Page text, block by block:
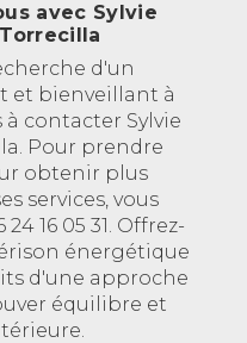
avec Sylvie
d'un
et bienveillant à
à contacter Sylvie
Pour prendre
obtenir plus
services, vous
16 05 31. Offrez-
énergétique
d'une approche
équilibre et